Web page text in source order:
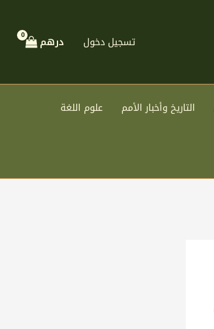
تسجيل دخول درهم
التاريخ وأخبار الأمم علوم اللغة